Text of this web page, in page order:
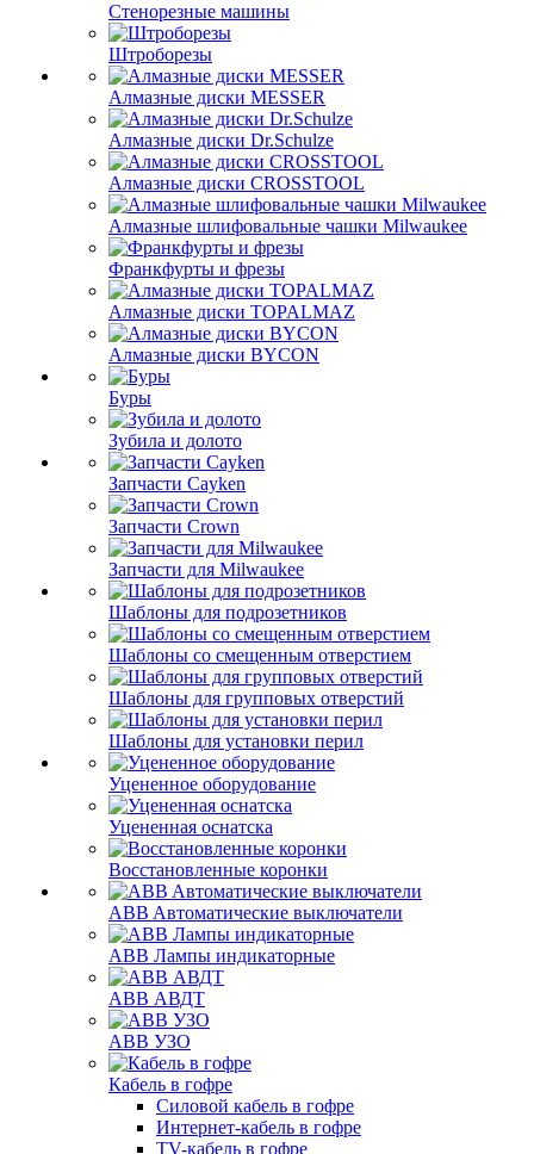
Стенорезные машины
Штроборезы
Алмазные диски MESSER
Алмазные диски Dr.Schulze
Алмазные диски CROSSTOOL
Алмазные шлифовальные чашки Milwaukee
Франкфурты и фрезы
Алмазные диски TOPALMAZ
Алмазные диски BYCON
Буры
Зубила и долото
Запчасти Cayken
Запчасти Crown
Запчасти для Milwaukee
Шаблоны для подрозетников
Шаблоны со смещенным отверстием
Шаблоны для групповых отверстий
Шаблоны для установки перил
Уцененное оборудование
Уцененная оснатска
Восстановленные коронки
ABB Aвтоматические выключатели
ABB Лампы индикаторные
ABB АВДТ
ABB УЗО
Кабель в гофре
Силовой кабель в гофре
Интернет-кабель в гофре
TV-кабель в гофре